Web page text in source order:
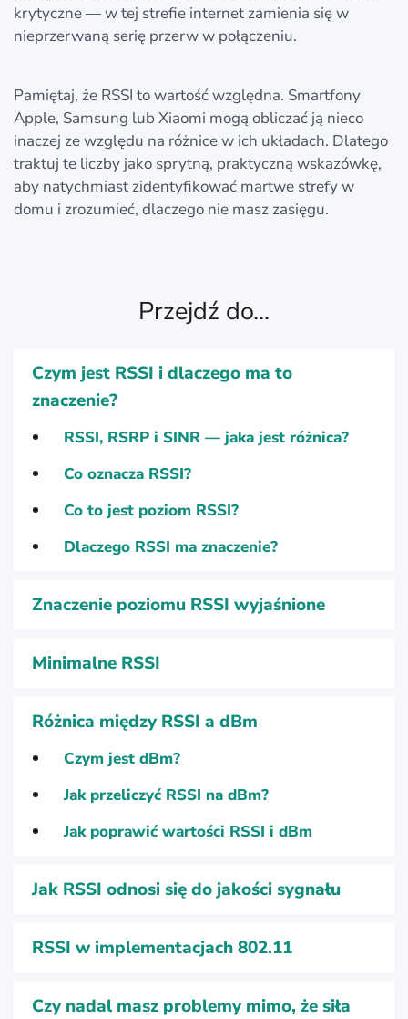
krytyczne — w tej strefie internet zamienia się w
nieprzerwaną serię przerw w połączeniu.
Pamiętaj, że RSSI to wartość względna. Smartfony
Apple, Samsung lub Xiaomi mogą obliczać ją nieco
inaczej ze względu na różnice w ich układach. Dlatego
traktuj te liczby jako sprytną, praktyczną wskazówkę,
aby natychmiast zidentyfikować martwe strefy w
domu i zrozumieć, dlaczego nie masz zasięgu.
Przejdź do...
Czym jest RSSI i dlaczego ma to
znaczenie?
RSSI, RSRP i SINR — jaka jest różnica?
Co oznacza RSSI?
Co to jest poziom RSSI?
Dlaczego RSSI ma znaczenie?
Znaczenie poziomu RSSI wyjaśnione
Minimalne RSSI
Różnica między RSSI a dBm
Czym jest dBm?
Jak przeliczyć RSSI na dBm?
Jak poprawić wartości RSSI i dBm
Jak RSSI odnosi się do jakości sygnału
RSSI w implementacjach 802.11
Czy nadal masz problemy mimo, że siła